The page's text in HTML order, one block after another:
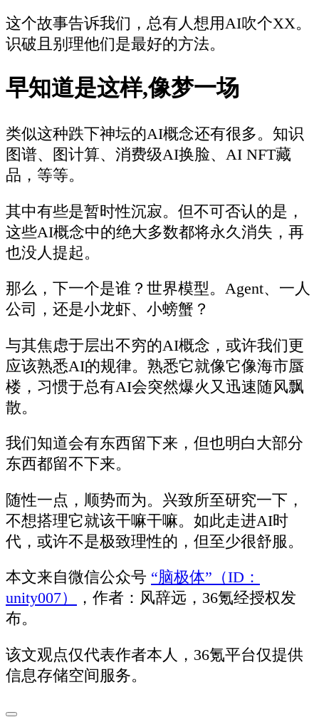
这个故事告诉我们，总有人想用AI吹个XX。
识破且别理他们是最好的方法。
早知道是这样,像梦一场
类似这种跌下神坛的AI概念还有很多。知识
图谱、图计算、消费级AI换脸、AI NFT藏
品，等等。
其中有些是暂时性沉寂。但不可否认的是，
这些AI概念中的绝大多数都将永久消失，再
也没人提起。
那么，下一个是谁？世界模型。Agent、一人
公司，还是小龙虾、小螃蟹？
与其焦虑于层出不穷的AI概念，或许我们更
应该熟悉AI的规律。熟悉它就像它像海市蜃
楼，习惯于总有AI会突然爆火又迅速随风飘
散。
我们知道会有东西留下来，但也明白大部分
东西都留不下来。
随性一点，顺势而为。兴致所至研究一下，
不想搭理它就该干嘛干嘛。如此走进AI时
代，或许不是极致理性的，但至少很舒服。
本文来自微信公众号 “脑极体”（ID：
unity007）
，作者：风辞远，36氪经授权发
布。
该文观点仅代表作者本人，36氪平台仅提供
信息存储空间服务。